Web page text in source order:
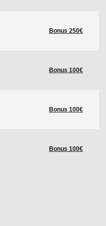
Bonus 250€
Bonus 100€
Bonus 100€
Bonus 100€